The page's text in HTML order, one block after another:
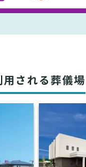
される葬儀場